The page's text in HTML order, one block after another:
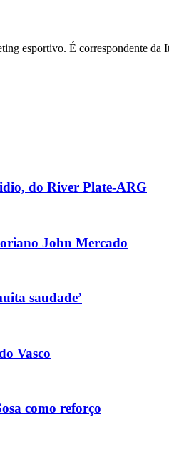
esportivo. É correspondente
do River Plate-ARG
John Mercado
saudade’
Vasco
como reforço